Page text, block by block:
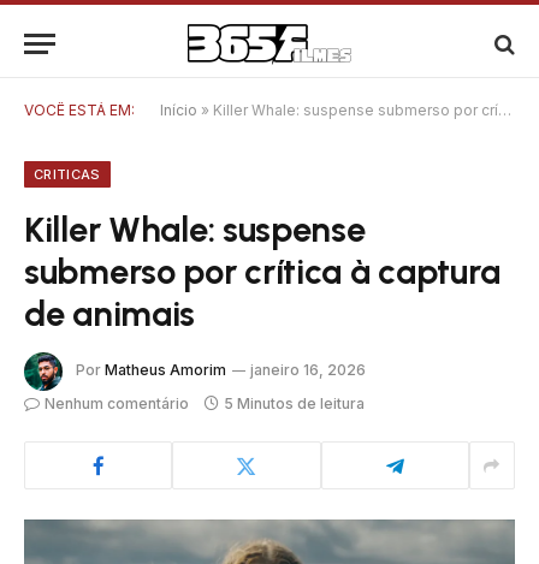
VOCÊ ESTÁ EM: Início » Killer Whale: suspense submerso por crítica à captura de animais
CRITICAS
Killer Whale: suspense
submerso por crítica à captura
de animais
Por Matheus Amorim
janeiro 16, 2026
Nenhum comentário
5 Minutos de leitura